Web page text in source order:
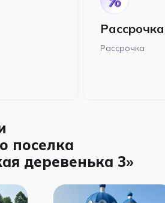
Рассрочка
Рассрочка
поселка
деревенька 3»